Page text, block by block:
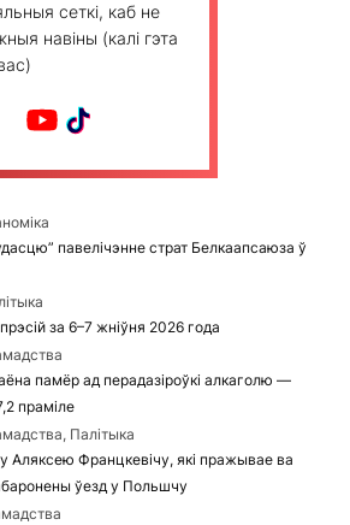
сеткі, каб не
навіны (калі гэта
павелічэнне страт Белкаапсаюза ў
за 6–7 жніўня 2026 года
памёр ад перадазіроўкі алкаголю —
праміле
Палітыка
Аляксею Францкевічу, які пражывае ва
ўезд у Польшчу